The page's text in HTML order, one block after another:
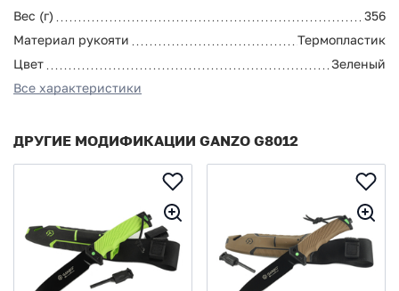
Вес (г)
356
Материал рукояти
Термопластик
Цвет
Зеленый
Все характеристики
ДРУГИЕ МОДИФИКАЦИИ GANZO G8012